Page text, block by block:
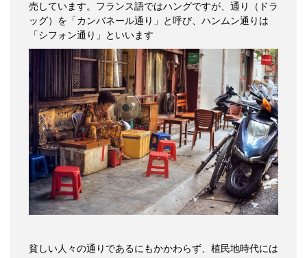
売しています。フランス語ではハングですが、通り（ドラ
ッグ）を「カンバネール通り」と呼び、ハンムン通りは
「シフォン通り」といいます
貧しい人々の通りであるにもかかわらず、植民地時代には